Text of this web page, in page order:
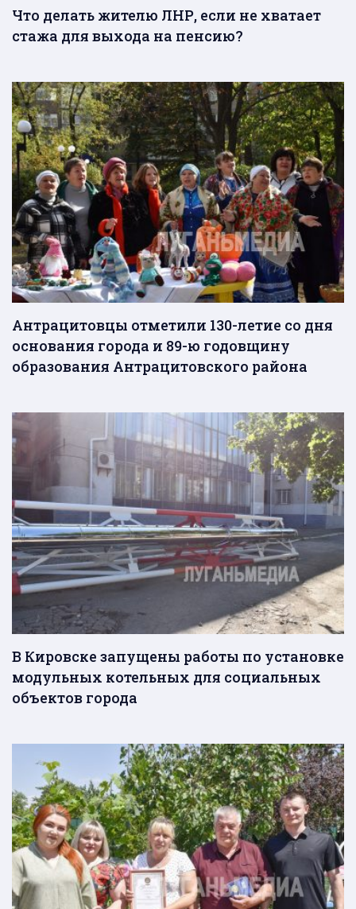
Что делать жителю ЛНР, если не хватает
стажа для выхода на пенсию?
Антрацитовцы отметили 130-летие со дня
основания города и 89-ю годовщину
образования Антрацитовского района
В Кировске запущены работы по установке
модульных котельных для социальных
объектов города